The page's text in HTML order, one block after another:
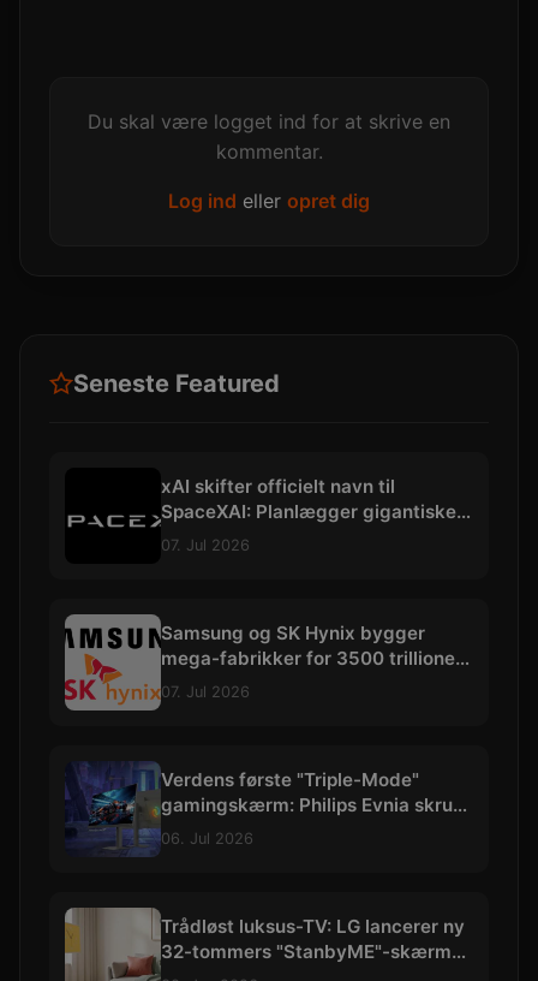
Du skal være logget ind for at skrive en
kommentar.
Log ind eller opret dig
Seneste Featured
xAI skifter officielt navn til
SpaceXAI: Planlægger gigantiske
datacentre i rummet
07. Jul 2026
Samsung og SK Hynix bygger
mega-fabrikker for 3500 trillioner
kroner
07. Jul 2026
Verdens første "Triple-Mode"
gamingskærm: Philips Evnia skruer
op til vilde 540 Hz
06. Jul 2026
Trådløst luksus-TV: LG lancerer ny
32-tommers "StanbyME"-skærm